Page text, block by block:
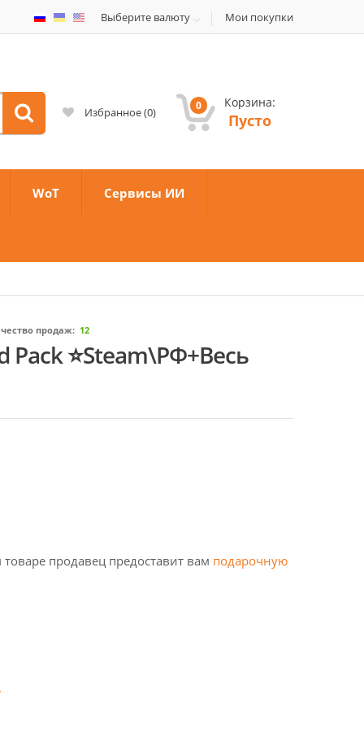
Выберите валюту Мои покупки
Избранное(0) 0 Корзина:
Пусто
WoT Сервисы ИИ
продаж: 12
Pack ⭐Steam\РФ+Весь
продавец предоставит вам подарочную